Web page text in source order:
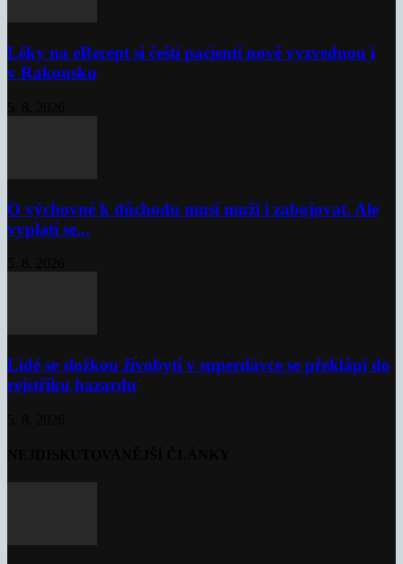
Léky na eRecept si čeští pacienti nově vyzvednou i
v Rakousku
O výchovné k důchodu musí muži i zabojovat. Ale
vyplatí se...
Lidé se složkou živobytí v superdávce se překlápí do
rejstříku hazardu